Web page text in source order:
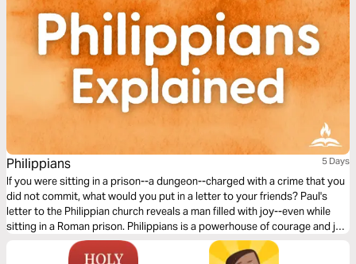
Philippians 5 Days
If you were sitting in a prison--a dungeon--charged with a crime that you
did not commit, what would you put in a letter to your friends? Paul's
letter to the Philippian church reveals a man filled with joy--even while
sitting in a Roman prison. Philippians is a powerhouse of courage and joy
in the face of hard trials. Join Kris Langham as he guides you through the
book of Philippians.